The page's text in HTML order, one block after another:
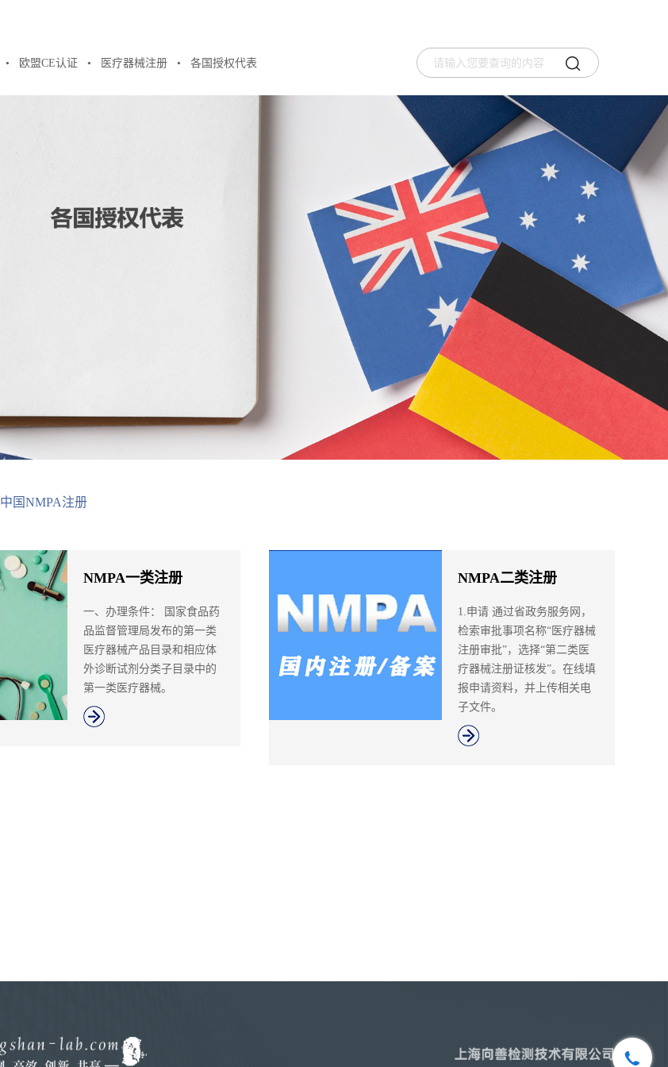
● 欧盟CE认证 ● 医疗器械注册 ● 各国授权代表
中国NMPA注册
NMPA一类注册
一、办理条件： 国家食品药
品监督管理局发布的第一类
医疗器械产品目录和相应体
外诊断试剂分类子目录中的
第一类医疗器械。
NMPA二类注册
1.申请 通过省政务服务网，
检索审批事项名称“医疗器械
注册审批”，选择“第二类医
疗器械注册证核发”。在线填
报申请资料，并上传相关电
子文件。